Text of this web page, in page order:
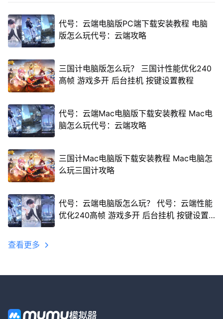
代号：云端电脑版PC端下载安装教程 电脑
版怎么玩代号：云端攻略
三国计电脑版怎么玩？ 三国计性能优化240
高帧 游戏多开 后台挂机 按键设置教程
代号：云端Mac电脑版下载安装教程 Mac电
脑怎么玩代号：云端攻略
三国计Mac电脑版下载安装教程 Mac电脑怎
么玩三国计攻略
代号：云端电脑版怎么玩？ 代号：云端性能
优化240高帧 游戏多开 后台挂机 按键设置
查看更多